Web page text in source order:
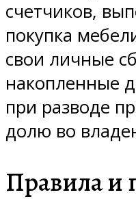
счетчиков,
покупка
свои личные
накопленные
при разводе
долю во
Правила и